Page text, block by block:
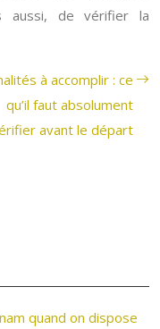
aussi, de vérifier la
à accomplir : ce
qu’il faut absolument
avant le départ
quand on dispose